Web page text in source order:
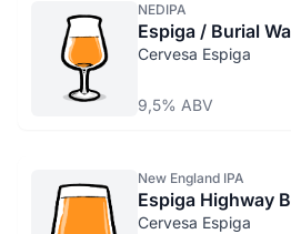
NEDIPA
Espiga / Burial
Cervesa Espiga
9,5% ABV
New England IPA
Espiga Highway
Cervesa Espiga